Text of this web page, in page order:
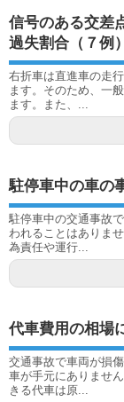
信号のある交差
過失割合（７例）
右折車は直進車の走
ます。そのため、一
ます。また、...
駐停車中の車の
駐停車中の交通事故
われることはありま
為責任や運行...
代車費用の相場
交通事故で車両が損
車が手元にありませ
きる代車は原...